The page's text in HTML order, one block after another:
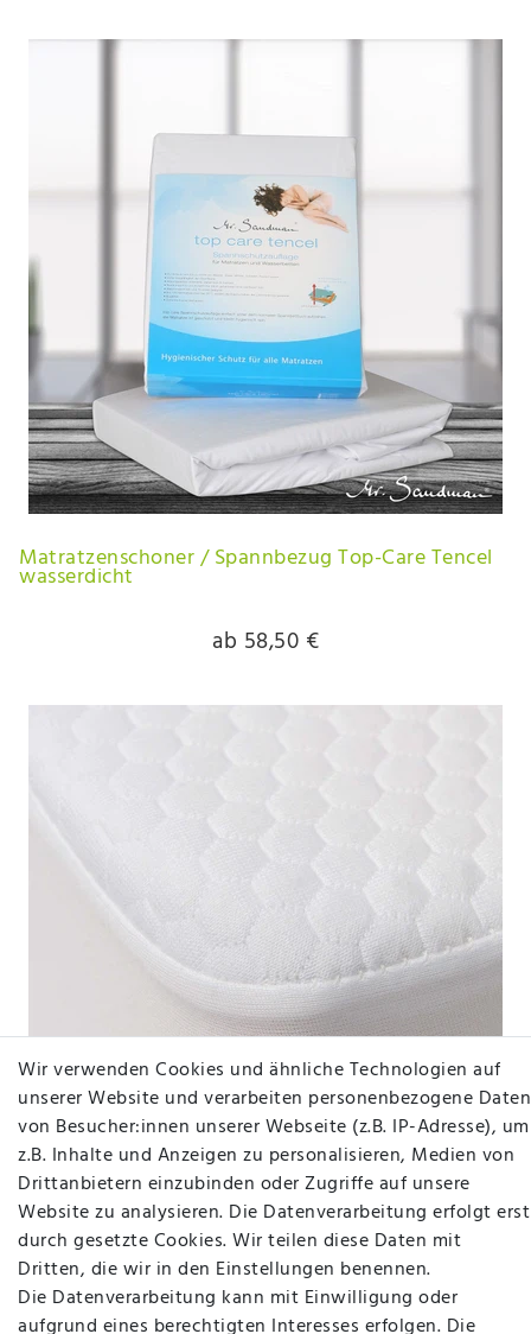
Matratzenschoner / Spannbezug Top-Care Tencel
wasserdicht
ab 58,50 €
Matratzenschutz B-Sensible Cosmetic mit
Nässeschutz, gesteppt
ab 64,95 €
Wir verwenden Cookies und ähnliche Technologien auf
unserer Website und verarbeiten personenbezogene Daten
von Besucher:innen unserer Webseite (z.B. IP-Adresse), um
z.B. Inhalte und Anzeigen zu personalisieren, Medien von
Drittanbietern einzubinden oder Zugriffe auf unsere
Website zu analysieren. Die Datenverarbeitung erfolgt erst
durch gesetzte Cookies. Wir teilen diese Daten mit
Dritten, die wir in den Einstellungen benennen.
Die Datenverarbeitung kann mit Einwilligung oder
aufgrund eines berechtigten Interesses erfolgen. Die